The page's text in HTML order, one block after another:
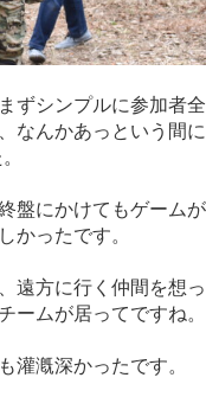
ずシンプルに参加者全
なんかあっという間に
盤にかけてもゲームが
かったです。
遠方に行く仲間を想っ
ムが居ってですね。
灌漑深かったです。